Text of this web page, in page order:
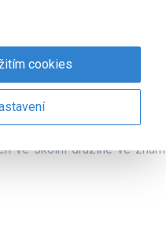
vyuctovani-2025
– ve znamení
ve-skolni-druzine-ve-
cookies